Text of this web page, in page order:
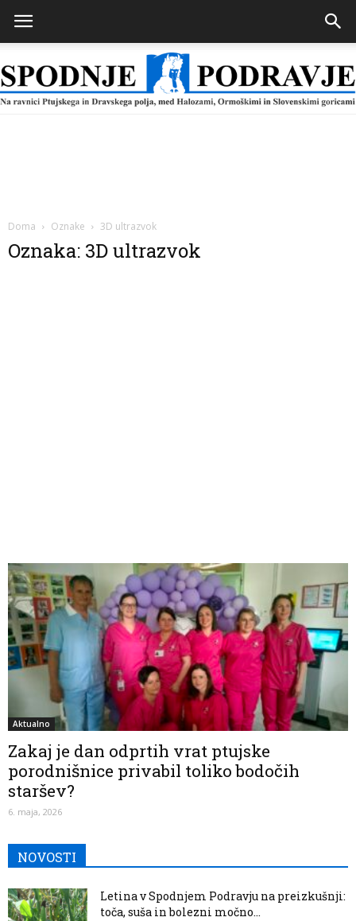
Doma Oznake 3D ultrazvok
Oznaka: 3D ultrazvok
Aktualno
Zakaj je dan odprtih vrat ptujske
porodnišnice privabil toliko bodočih
staršev?
6. maja, 2026
NOVOSTI
Letina v Spodnjem Podravju na preizkušnji:
toča, suša in bolezni močno...